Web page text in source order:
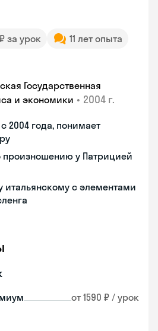
за урок
11 лет опыта
Государственная
и экономики • 2004 г.
2004 года, понимает
произношению у Патрицией
итальянскому с элементами
от 1590 ₽ / урок